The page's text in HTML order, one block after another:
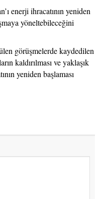
enerji ihracatının yeniden
yöneltebileceğini
görüşmelerde kaydedilen
kaldırılması ve yaklaşık
yeniden başlaması